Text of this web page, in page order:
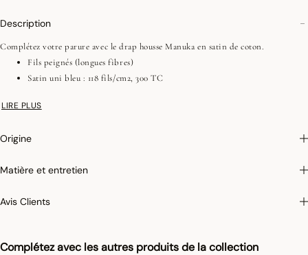
Complétez avec les autres produits de la collection
Description
Complétez votre parure avec le drap housse Manuka en satin de coton.
Fils peignés (longues fibres)
Satin uni bleu : 118 fils/cm2, 300 TC
assurer une similitude parfaite avec le produit vendu, notamment en ce qui
LIRE PLUS
Origine
Matière et entretien
Avis Clients